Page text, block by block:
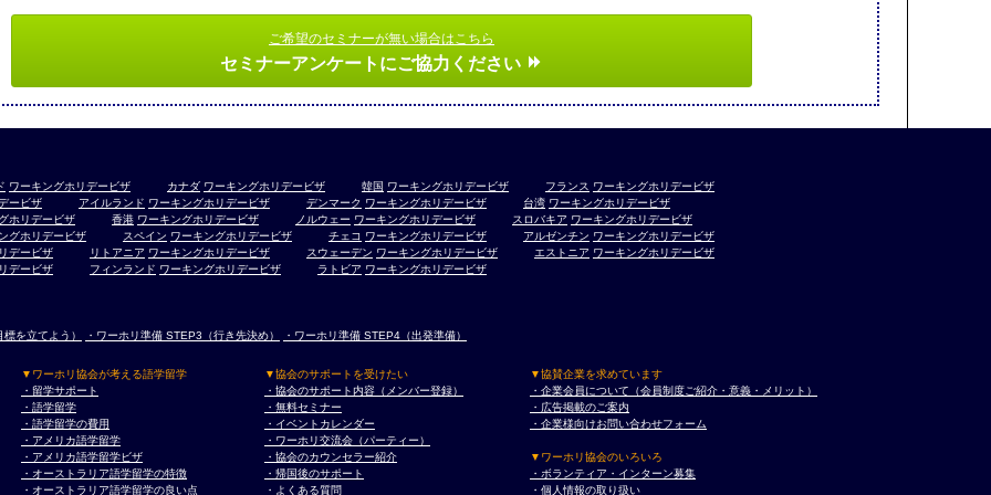
ご希望のセミナーが無い場合はこちら
セミナーアンケートにご協力ください
ワーキングホリデービザ カナダ ワーキングホリデービザ 韓国 ワーキングホリデービザ フランス ワーキングホリデービザ
ービザ
アイルランド ワーキングホリデービザ デンマーク ワーキングホリデービザ 台湾 ワーキングホリデービザ
ホリデービザ
香港 ワーキングホリデービザ ノルウェー ワーキングホリデービザ スロバキア ワーキングホリデービザ
グホリデービザ
スペイン ワーキングホリデービザ チェコ ワーキングホリデービザ アルゼンチン ワーキングホリデービザ
デービザ
リトアニア ワーキングホリデービザ スウェーデン ワーキングホリデービザ エストニア ワーキングホリデービザ
デービザ
フィンランド ワーキングホリデービザ ラトビア ワーキングホリデービザ
を立てよう） ・ワーホリ準備 STEP3（行き先決め） ・ワーホリ準備 STEP4（出発準備）
▼ワーホリ協会が考える語学留学
・留学サポート
・語学留学
・語学留学の費用
・アメリカ語学留学
・アメリカ語学留学ビザ
・オーストラリア語学留学の特徴
・オーストラリア語学留学の良い点
▼協会のサポートを受けたい
・協会のサポート内容（メンバー登録）
・無料セミナー
・イベントカレンダー
・ワーホリ交流会（パーティー）
・協会のカウンセラー紹介
・帰国後のサポート
・よくある質問
▼協賛企業を求めています
・企業会員について（会員制度ご紹介・意義・メリット）
・広告掲載のご案内
・企業様向けお問い合わせフォーム
▼ワーホリ協会のいろいろ
・ボランティア・インターン募集
・個人情報の取り扱い